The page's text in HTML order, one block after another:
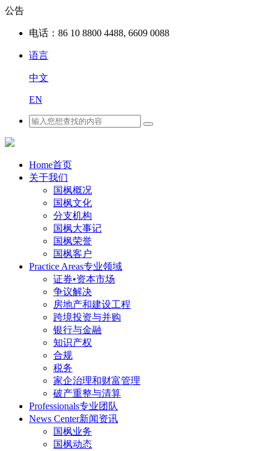
公告
电话： 86 10 8800 4488, 6609 0088
语言
中文
EN
Home首页
关于我们
国枫概况
国枫文化
分支机构
国枫大事记
国枫荣誉
国枫客户
Practice Areas专业领域
证券•资本市场
争议解决
房地产和建设工程
跨境投资与并购
银行与金融
知识产权
合规
税务
家企治理和财富管理
破产重整与清算
Professionals专业团队
News Center新闻资讯
国枫业务
国枫动态